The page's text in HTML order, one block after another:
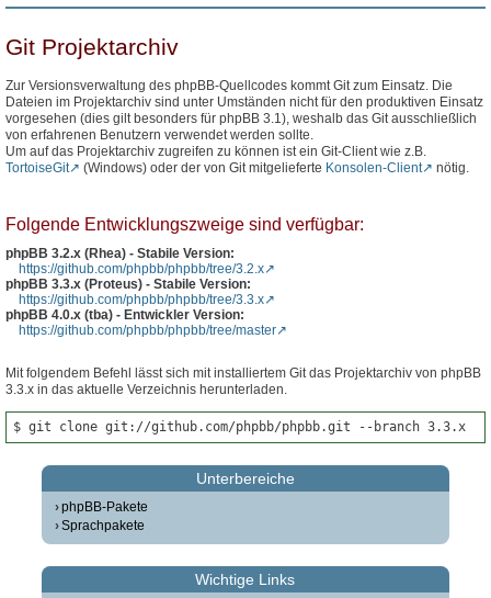
Git Projektarchiv
Zur Versionsverwaltung des phpBB-Quellcodes kommt Git zum Einsatz. Die
Dateien im Projektarchiv sind unter Umständen nicht für den produktiven Einsatz
vorgesehen (dies gilt besonders für phpBB 3.1), weshalb das Git ausschließlich
von erfahrenen Benutzern verwendet werden sollte.
Um auf das Projektarchiv zugreifen zu können ist ein Git-Client wie z.B.
TortoiseGit
(Windows) oder der von Git mitgelieferte Konsolen-Client nötig.
Folgende Entwicklungszweige sind verfügbar:
phpBB 3.2.x (Rhea) - Stabile Version:
https://github.com/phpbb/phpbb/tree/3.2.x
phpBB 3.3.x (Proteus) - Stabile Version:
https://github.com/phpbb/phpbb/tree/3.3.x
phpBB 4.0.x (tba) - Entwickler Version:
https://github.com/phpbb/phpbb/tree/master
Mit folgendem Befehl lässt sich mit installiertem Git das Projektarchiv von phpBB
3.3.x in das aktuelle Verzeichnis herunterladen.
$ git clone git://github.com/phpbb/phpbb.git --branch 3.3.x
Unterbereiche
phpBB-Pakete
Sprachpakete
Wichtige Links